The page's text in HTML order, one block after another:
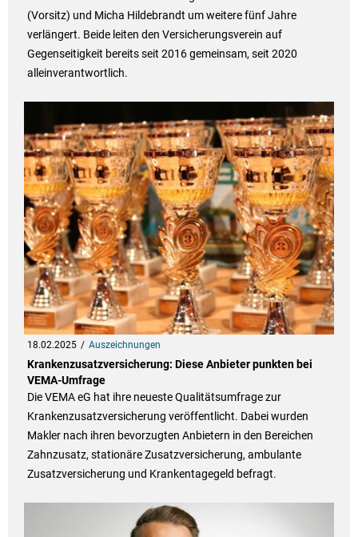
(Vorsitz) und Micha Hildebrandt um weitere fünf Jahre
verlängert. Beide leiten den Versicherungsverein auf
Gegenseitigkeit bereits seit 2016 gemeinsam, seit 2020
alleinverantwortlich.
18.02.2025 Auszeichnungen
Krankenzusatzversicherung: Diese Anbieter punkten bei
VEMA-Umfrage
Die VEMA eG hat ihre neueste Qualitätsumfrage zur
Krankenzusatzversicherung veröffentlicht. Dabei wurden
Makler nach ihren bevorzugten Anbietern in den Bereichen
Zahnzusatz, stationäre Zusatzversicherung, ambulante
Zusatzversicherung und Krankentagegeld befragt.